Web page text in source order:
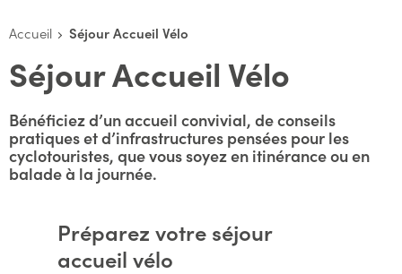
Accueil Séjour Accueil Vélo
Séjour Accueil Vélo
Bénéficiez d’un accueil convivial, de conseils
pratiques et d’infrastructures pensées pour les
cyclotouristes, que vous soyez en itinérance ou en
balade à la journée.
Préparez votre séjour
accueil vélo